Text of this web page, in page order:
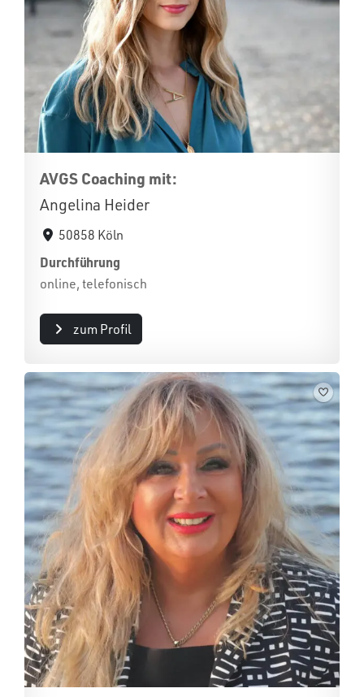
AVGS Coaching mit:
Angelina Heider
50858 Köln
Durchführung
online, telefonisch
zum Profil